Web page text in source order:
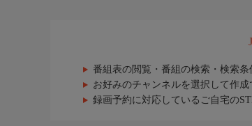
番組表の閲覧・番組の検索・検索
お好みのチャンネルを選択して作成
録画予約に対応しているご自宅の